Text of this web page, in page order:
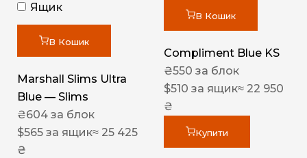
Ящик
В Кошик
Marshall Slims Ultra
Blue — Slims
₴604 за блок
$565 за ящик≈ 25 425
₴
В Кошик
Compliment Blue KS
₴550 за блок
$510 за ящик≈ 22 950
₴
Купити